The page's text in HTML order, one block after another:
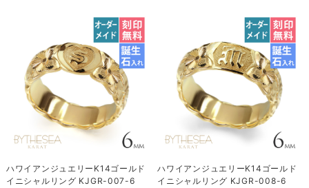
ハワイアンジュエリーK14ゴールド
イニシャルリング KJGR-007-6
ハワイアンジュエリーK14ゴールド
イニシャルリング KJGR-008-6